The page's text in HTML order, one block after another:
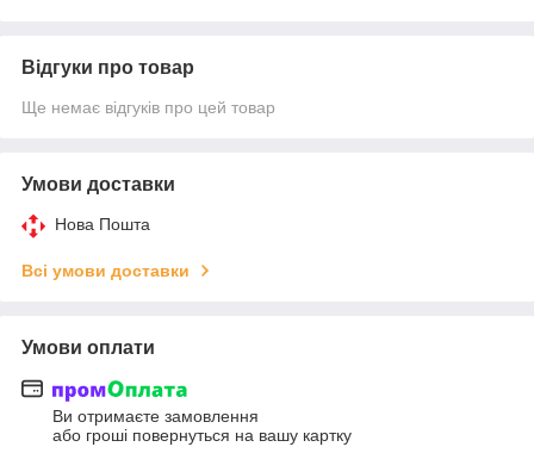
Відгуки про товар
Ще немає відгуків про цей товар
Умови доставки
Нова Пошта
Всі умови доставки
Умови оплати
Ви отримаєте замовлення
або гроші повернуться на вашу картку